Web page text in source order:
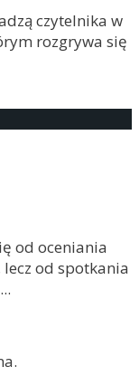
czytelnika w
rozgrywa się
od oceniania
od spotkania
...